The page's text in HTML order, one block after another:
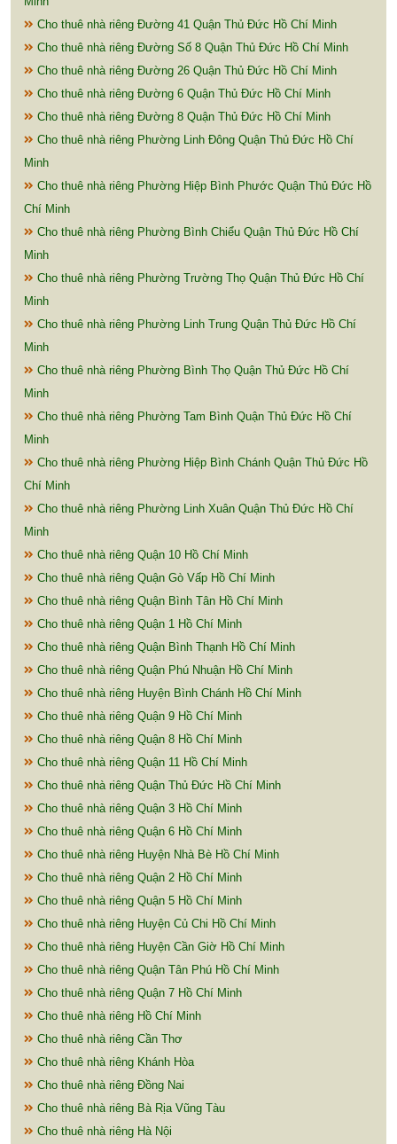
Cho thuê nhà riêng Đường 41 Quận Thủ Đức Hồ Chí Minh
Cho thuê nhà riêng Đường Số 8 Quận Thủ Đức Hồ Chí Minh
Cho thuê nhà riêng Đường 26 Quận Thủ Đức Hồ Chí Minh
Cho thuê nhà riêng Đường 6 Quận Thủ Đức Hồ Chí Minh
Cho thuê nhà riêng Đường 8 Quận Thủ Đức Hồ Chí Minh
Cho thuê nhà riêng Phường Linh Đông Quận Thủ Đức Hồ Chí
Minh
Cho thuê nhà riêng Phường Hiệp Bình Phước Quận Thủ Đức Hồ
Chí Minh
Cho thuê nhà riêng Phường Bình Chiểu Quận Thủ Đức Hồ Chí
Minh
Cho thuê nhà riêng Phường Trường Thọ Quận Thủ Đức Hồ Chí
Minh
Cho thuê nhà riêng Phường Linh Trung Quận Thủ Đức Hồ Chí
Minh
Cho thuê nhà riêng Phường Bình Thọ Quận Thủ Đức Hồ Chí
Minh
Cho thuê nhà riêng Phường Tam Bình Quận Thủ Đức Hồ Chí
Minh
Cho thuê nhà riêng Phường Hiệp Bình Chánh Quận Thủ Đức Hồ
Chí Minh
Cho thuê nhà riêng Phường Linh Xuân Quận Thủ Đức Hồ Chí
Minh
Cho thuê nhà riêng Quận 10 Hồ Chí Minh
Cho thuê nhà riêng Quận Gò Vấp Hồ Chí Minh
Cho thuê nhà riêng Quận Bình Tân Hồ Chí Minh
Cho thuê nhà riêng Quận 1 Hồ Chí Minh
Cho thuê nhà riêng Quận Bình Thạnh Hồ Chí Minh
Cho thuê nhà riêng Quận Phú Nhuận Hồ Chí Minh
Cho thuê nhà riêng Huyện Bình Chánh Hồ Chí Minh
Cho thuê nhà riêng Quận 9 Hồ Chí Minh
Cho thuê nhà riêng Quận 8 Hồ Chí Minh
Cho thuê nhà riêng Quận 11 Hồ Chí Minh
Cho thuê nhà riêng Quận Thủ Đức Hồ Chí Minh
Cho thuê nhà riêng Quận 3 Hồ Chí Minh
Cho thuê nhà riêng Quận 6 Hồ Chí Minh
Cho thuê nhà riêng Huyện Nhà Bè Hồ Chí Minh
Cho thuê nhà riêng Quận 2 Hồ Chí Minh
Cho thuê nhà riêng Quận 5 Hồ Chí Minh
Cho thuê nhà riêng Huyện Củ Chi Hồ Chí Minh
Cho thuê nhà riêng Huyện Cần Giờ Hồ Chí Minh
Cho thuê nhà riêng Quận Tân Phú Hồ Chí Minh
Cho thuê nhà riêng Quận 7 Hồ Chí Minh
Cho thuê nhà riêng Hồ Chí Minh
Cho thuê nhà riêng Cần Thơ
Cho thuê nhà riêng Khánh Hòa
Cho thuê nhà riêng Đồng Nai
Cho thuê nhà riêng Bà Rịa Vũng Tàu
Cho thuê nhà riêng Hà Nội